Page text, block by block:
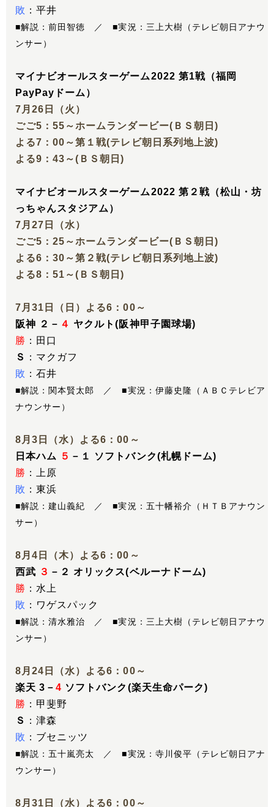
敗 ：平井
■解説：前田智徳 ／ ■実況：三上大樹（テレビ朝日アナウ
ンサー）
マイナビオールスターゲーム2022 第1戦（福岡
PayPayドーム）
7月26日（火）
ごご5：55～ホームランダービー(ＢＳ朝日)
よる7：00～第１戦(テレビ朝日系列地上波)
よる9：43～(ＢＳ朝日)
マイナビオールスターゲーム2022 第２戦（松山・坊
っちゃんスタジアム）
7月27日（水）
ごご5：25～ホームランダービー(ＢＳ朝日)
よる6：30～第２戦(テレビ朝日系列地上波)
よる8：51～(ＢＳ朝日)
7月31日（日）よる6：00～
阪神 ２－ ４ ヤクルト(阪神甲子園球場)
勝 ：田口
Ｓ
：マクガフ
敗 ：石井
■解説：関本賢太郎 ／ ■実況：伊藤史隆（ＡＢＣテレビア
ナウンサー）
8月3日（水）よる6：00～
日本ハム
５ －１ ソフトバンク(札幌ドーム)
勝 ：上原
敗 ：東浜
■解説：建山義紀 ／ ■実況：五十幡裕介（ＨＴＢアナウン
サー）
8月4日（木）よる6：00～
西武 ３ －２ オリックス(ベルーナドーム)
勝 ：水上
敗 ：ワゲスパック
■解説：清水雅治 ／ ■実況：三上大樹（テレビ朝日アナウ
ンサー）
8月24日（水）よる6：00～
楽天 3－4 ソフトバンク(楽天生命パーク)
勝 ：甲斐野
Ｓ
：津森
敗 ：ブセニッツ
■解説：五十嵐亮太 ／ ■実況：寺川俊平（テレビ朝日アナ
ウンサー）
8月31日（水）よる6：00～